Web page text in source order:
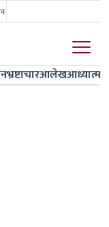
भ्रष्टाचारआलेखआध्यात्म